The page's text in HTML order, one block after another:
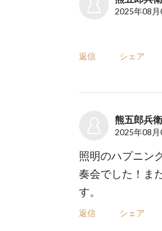
2025年08
返信 シェア
熊五郎兵
2025年08
照明のハプニン
奏会でした！ま
す。
返信 シェア